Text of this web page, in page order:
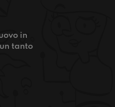
in
tanto